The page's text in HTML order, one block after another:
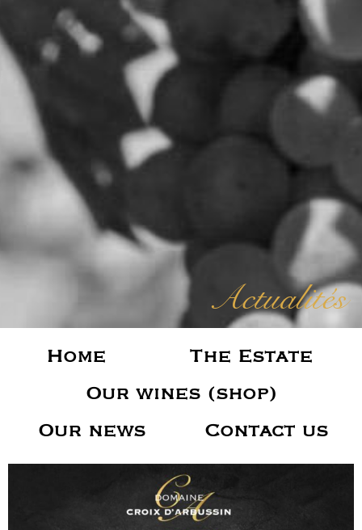
Actualités
Home
The Estate
Our wines (shop)
Our news
Contact us